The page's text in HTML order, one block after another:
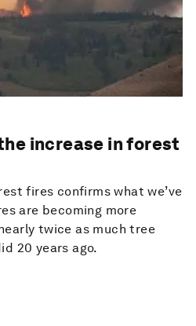
increase in forest
fires confirms what we’ve
are becoming more
twice as much tree
20 years ago.